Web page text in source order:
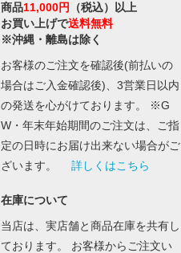
商品11,000円
（税込）以上
お買い上げで送料無料
※沖縄・離島は除く
お客様のご注文を確認後(前払いの
場合はご入金確認後)、3営業日以内
の発送を心がけております。 ※G
W・年末年始期間のご注文は、ご指
定の日時にお届け出来ない場合がご
ざいます。 詳しくはこちら
在庫について
当店は、実店舗と商品在庫を共有し
ております。 お客様からご注文い